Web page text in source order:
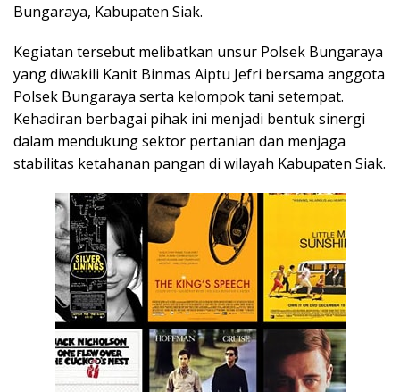
Bungaraya, Kabupaten Siak.
Kegiatan tersebut melibatkan unsur Polsek Bungaraya
yang diwakili Kanit Binmas Aiptu Jefri bersama anggota
Polsek Bungaraya serta kelompok tani setempat.
Kehadiran berbagai pihak ini menjadi bentuk sinergi
dalam mendukung sektor pertanian dan menjaga
stabilitas ketahanan pangan di wilayah Kabupaten Siak.